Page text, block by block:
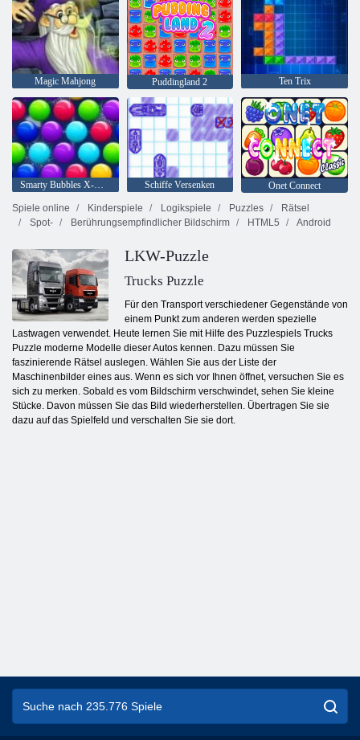
Magic Mahjong Puddingland 2 Ten Trix
Smarty Bubbles X-Mas Schiffe Versenken
Onet Connect
Spiele online
Kinderspiele Logikspiele Puzzles
Rätsel
Spot-
Berührungsempfindlicher Bildschirm HTML5 Android
LKW-Puzzle
Trucks Puzzle
Für den Transport verschiedener Gegenstände von
einem Punkt zum anderen werden spezielle
Lastwagen verwendet. Heute lernen Sie mit Hilfe des Puzzlespiels Trucks
Puzzle moderne Modelle dieser Autos kennen. Dazu müssen Sie
faszinierende Rätsel auslegen. Wählen Sie aus der Liste der
Maschinenbilder eines aus. Wenn es sich vor Ihnen öffnet, versuchen Sie es
sich zu merken. Sobald es vom Bildschirm verschwindet, sehen Sie kleine
Stücke. Davon müssen Sie das Bild wiederherstellen. Übertragen Sie sie
dazu auf das Spielfeld und verschalten Sie sie dort.